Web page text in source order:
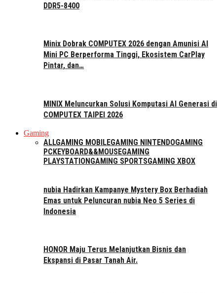
DDR5-8400
Minix Dobrak COMPUTEX 2026 dengan Amunisi AI
Mini PC Berperforma Tinggi, Ekosistem CarPlay
Pintar, dan…
MINIX Meluncurkan Solusi Komputasi AI Generasi di
COMPUTEX TAIPEI 2026
Gaming
ALLGAMING MOBILEGAMING NINTENDOGAMING
PC KEYBOARD&&MOUSEGAMING
PLAYSTATION GAMING SPORTSGAMING XBOX
nubia Hadirkan Kampanye Mystery Box Berhadiah
Emas untuk Peluncuran nubia Neo 5 Series di
Indonesia
HONOR Maju Terus Melanjutkan Bisnis dan
Ekspansi di Pasar Tanah Air.